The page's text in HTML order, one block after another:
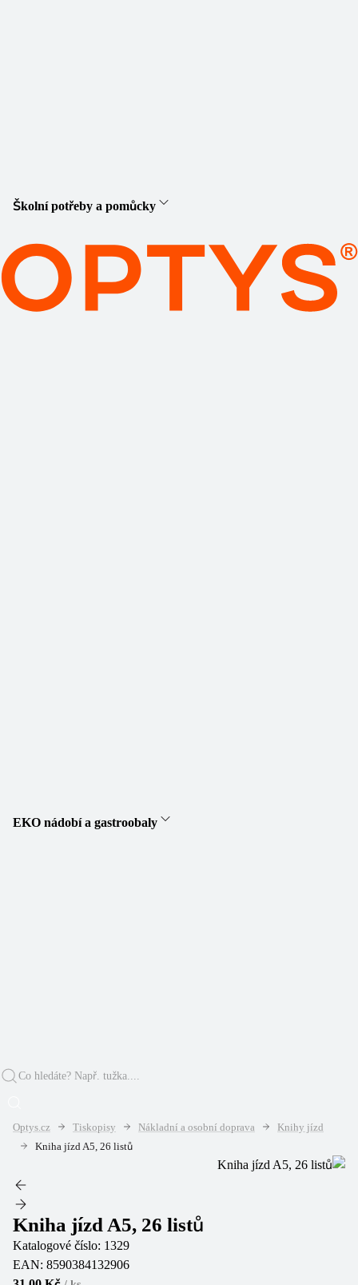
Školní potřeby a pomůcky
EKO nádobí a gastroobaly
Optys.cz Tiskopisy Nákladní a osobní doprava
Knihy jízd
Kniha jízd A5, 26 listů
Kniha jízd A5, 26 listů
Katalogové číslo: 1329
EAN: 8590384132906